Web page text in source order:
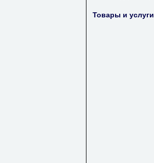
Товары и услуги